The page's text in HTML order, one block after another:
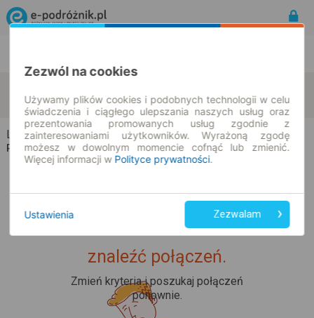
08.08.2026 | -- : --
zmień kryteria
Lutowo → Mierucin
Rozkład jazdy i bilety
Upss... Nie udało nam się
znaleźć połączeń.
Zmień kryteria i poszukaj połączeń
ponownie.
Zezwól na cookies
Używamy plików cookies i podobnych technologii w celu
świadczenia i ciągłego ulepszania naszych usług oraz
prezentowania promowanych usług zgodnie z
zainteresowaniami użytkowników. Wyrażoną zgodę
możesz w dowolnym momencie cofnąć lub zmienić.
Więcej informacji w Polityce prywatności.
Ustawienia Zezwalam